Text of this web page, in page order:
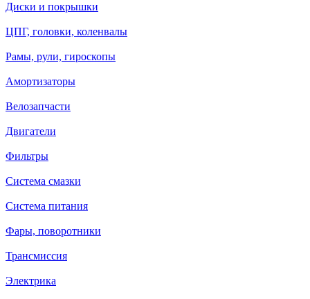
Диски и покрышки
ЦПГ, головки, коленвалы
Рамы, рули, гироскопы
Амортизаторы
Велозапчасти
Двигатели
Фильтры
Система смазки
Система питания
Фары, поворотники
Трансмиссия
Электрика